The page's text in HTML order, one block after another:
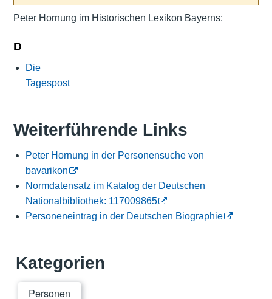
Peter Hornung im Historischen Lexikon Bayerns:
D
Die
Tagespost
Weiterführende Links
Peter Hornung in der Personensuche von
bavarikon
Normdatensatz im Katalog der Deutschen
Nationalbibliothek: 117009865
Personeneintrag in der Deutschen Biographie
Kategorien
Personen